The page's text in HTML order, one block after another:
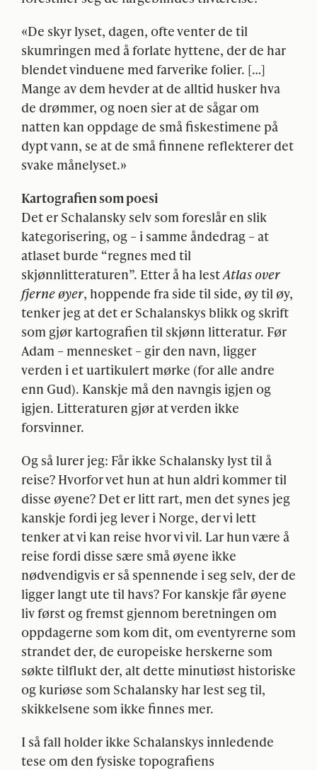
«De skyr lyset, dagen, ofte venter de til
skumringen med å forlate hyttene, der de har
blendet vinduene med farverike folier. […]
Mange av dem hevder at de alltid husker hva
de drømmer, og noen sier at de sågar om
natten kan oppdage de små fiskestimene på
dypt vann, se at de små finnene reflekterer det
svake månelyset.»
Kartografien som poesi
Det er Schalansky selv som foreslår en slik
kategorisering, og – i samme åndedrag – at
atlaset burde “regnes med til
skjønnlitteraturen”. Etter å ha lestAtlas over
fjerne øyer, hoppende fra side til side, øy til øy,
tenker jeg at det er Schalanskys blikk og skrift
som gjør kartografien til skjønn litteratur. Før
Adam – mennesket – gir den navn, ligger
verden i et uartikulert mørke (for alle andre
enn Gud). Kanskje må den navngis igjen og
igjen. Litteraturen gjør at verden ikke
forsvinner.
Og så lurer jeg: Får ikke Schalansky lyst til å
reise? Hvorfor vet hun at hun aldri kommer til
disse øyene? Det er litt rart, men det synes jeg
kanskje fordi jeg lever i Norge, der vi lett
tenker at vi kan reise hvor vi vil. Lar hun være å
reise fordi disse sære små øyene ikke
nødvendigvis er så spennende i seg selv, der de
ligger langt ute til havs? For kanskje får øyene
liv først og fremst gjennom beretningen om
oppdagerne som kom dit, om eventyrerne som
strandet der, de europeiske herskerne som
søkte tilflukt der, alt dette minutiøst historiske
og kuriøse som Schalansky har lest seg til,
skikkelsene som ikke finnes mer.
I så fall holder ikke Schalanskys innledende
tese om den fysiske topografiens